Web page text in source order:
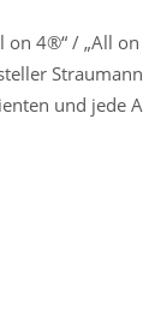
4®“ / „All
Straumann
und jede